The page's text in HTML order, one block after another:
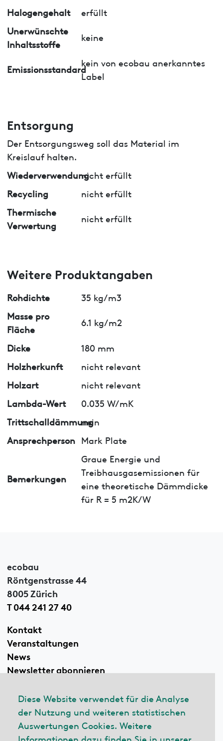
Diese Website verwendet für die Analyse
der Nutzung und weiteren statistischen
Auswertungen Cookies. Weitere
Informationen dazu finden Sie in unserer
Halogengehalt
erfüllt
Unerwünschte
Inhaltsstoffe
keine
Emissionsstandard
kein von ecobau anerkanntes
Label
Entsorgung
Der Entsorgungsweg soll das Material im
Kreislauf halten.
Wiederverwendungnicht erfüllt
Recycling
nicht erfüllt
Thermische
Verwertung
nicht erfüllt
Weitere Produktangaben
Rohdichte
35 kg/m3
Masse pro
Fläche
6.1 kg/m2
Dicke
180 mm
Holzherkunft
nicht relevant
Holzart
nicht relevant
Lambda-Wert
0.035 W/mK
Trittschalldämmung
nein
Ansprechperson Mark Plate
Bemerkungen
Graue Energie und
Treibhausgasemissionen für
eine theoretische Dämmdicke
für R = 5 m2K/W
ecobau
Röntgenstrasse 44
8005 Zürich
T 044 241 27 40
Kontakt
Veranstaltungen
News
Newsletter abonnieren
Linkedin